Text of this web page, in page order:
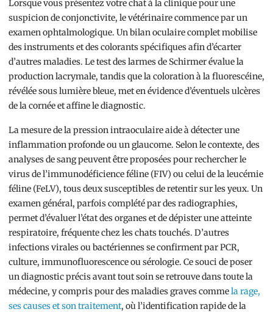
Lorsque vous présentez votre chat à la clinique pour une
suspicion de conjonctivite, le vétérinaire commence par un
examen ophtalmologique. Un bilan oculaire complet mobilise
des instruments et des colorants spécifiques afin d’écarter
d’autres maladies. Le test des larmes de Schirmer évalue la
production lacrymale, tandis que la coloration à la fluorescéine,
révélée sous lumière bleue, met en évidence d’éventuels ulcères
de la cornée et affine le diagnostic.
La mesure de la pression intraoculaire aide à détecter une
inflammation profonde ou un glaucome. Selon le contexte, des
analyses de sang peuvent être proposées pour rechercher le
virus de l’immunodéficience féline (FIV) ou celui de la leucémie
féline (FeLV), tous deux susceptibles de retentir sur les yeux. Un
examen général, parfois complété par des radiographies,
permet d’évaluer l’état des organes et de dépister une atteinte
respiratoire, fréquente chez les chats touchés. D’autres
infections virales ou bactériennes se confirment par PCR,
culture, immunofluorescence ou sérologie. Ce souci de poser
un diagnostic précis avant tout soin se retrouve dans toute la
médecine, y compris pour des maladies graves commela rage,
ses causes et son traitement, où l’identification rapide de la